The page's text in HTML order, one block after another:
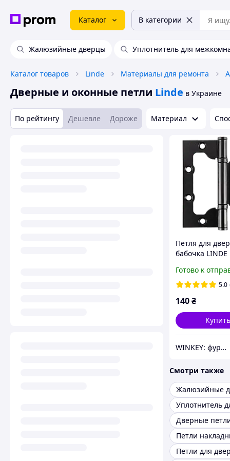
Каталог В категории
Жалюзийные дверцы Уплотнитель для
Каталог товаров Linde Материалы для ремонта
Дверные и оконные петли Linde в Украине
По рейтингу Дешевле Дороже Материал
Петля для
бабочка LINDE
универсальная
Готово к
5.0
140₴
Купить
WINKEY: фурнитура для окон и дверей
Смотри также
Жалюзийные
Дверные
Петли
Петли для